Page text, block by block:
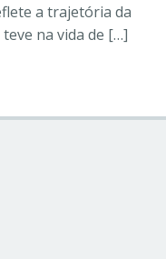
a trajetória da
na vida de […]